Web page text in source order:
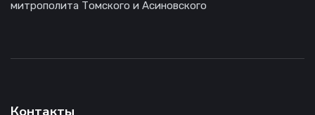
митрополита Томского и Асиновского
Контакты